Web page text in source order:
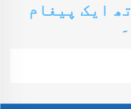
ایک پیغام